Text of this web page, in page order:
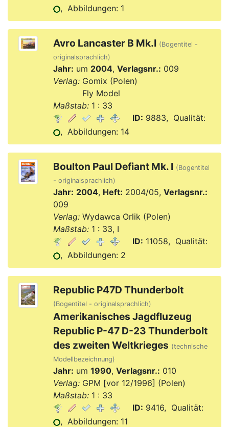
, Abbildungen: 1
Avro Lancaster B Mk.I (Bogentitel -
originalsprachlich)
Jahr: um 2004, Verlagsnr.: 009
Verlag:Gomix (Polen)
Fly Model
Maßstab:1 : 33
ID: 9883, Qualität:
, Abbildungen: 14
Boulton Paul Defiant Mk. I (Bogentitel
- originalsprachlich)
Jahr: 2004, Heft: 2004/05, Verlagsnr.:
009
Verlag:Wydawca Orlik (Polen)
Maßstab:1 : 33, I
ID: 11058, Qualität:
, Abbildungen: 2
Republic P47D Thunderbolt
(Bogentitel - originalsprachlich)
Amerikanisches Jagdfluzeug
Republic P-47 D-23 Thunderbolt
des zweiten Weltkrieges (technische
Modellbezeichnung)
Jahr: um 1990, Verlagsnr.: 010
Verlag:GPM [vor 12/1996] (Polen)
Maßstab:1 : 33
ID: 9416, Qualität:
, Abbildungen: 11